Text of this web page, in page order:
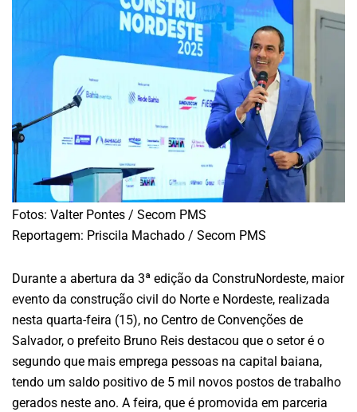
Fotos: Valter Pontes / Secom PMS
Reportagem: Priscila Machado / Secom PMS
Durante a abertura da 3ª edição da ConstruNordeste, maior
evento da construção civil do Norte e Nordeste, realizada
nesta quarta-feira (15), no Centro de Convenções de
Salvador, o prefeito Bruno Reis destacou que o setor é o
segundo que mais emprega pessoas na capital baiana,
tendo um saldo positivo de 5 mil novos postos de trabalho
gerados neste ano. A feira, que é promovida em parceria